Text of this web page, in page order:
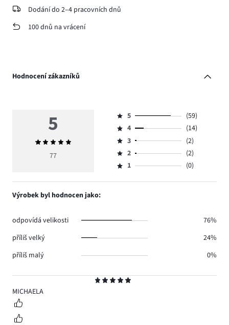
Dodání do 2–4 pracovních dnů
100 dnů na vrácení
Hodnocení zákazníků
5
MICHAELA
5
Průměrné
hodnocení
77
Hodnocení
5,
počet
hlasů
59.
5
(59)
Hodnocení
4,
počet
hlasů
4
(14)
Hodnocení
3,
počet
3
(2)
Hodnocení
2,
2
(2)
Hodnocení
1,
1 (0)
Výrobek byl hodnocen jako:
odpovídá velikosti
76%
příliš velký
24%
příliš malý
0%